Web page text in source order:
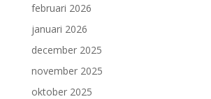
februari 2026
januari 2026
december 2025
november 2025
oktober 2025